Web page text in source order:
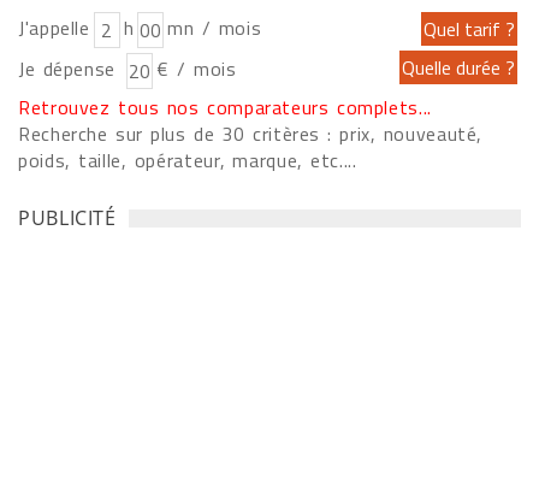
J'appelle h
mn / mois
Je dépense
€ / mois
Retrouvez tous nos comparateurs complets...
Recherche sur plus de 30 critères : prix, nouveauté,
poids, taille, opérateur, marque, etc....
PUBLICITÉ